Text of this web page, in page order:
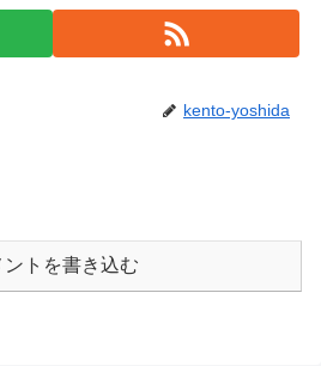
kento-yoshida
ントを書き込む